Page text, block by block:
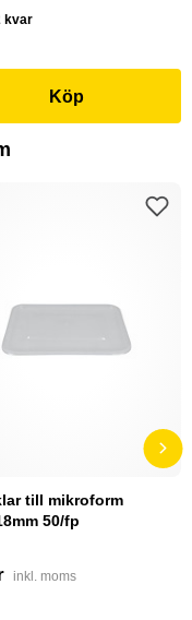
kvar
Köp
till mikroform
50/fp
inkl. moms